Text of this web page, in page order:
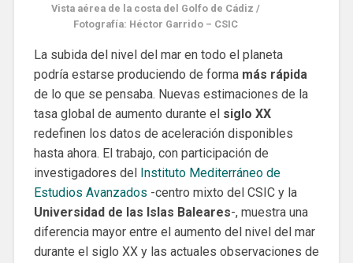
Vista aérea de la costa del Golfo de Cádiz /
Fotografía: Héctor Garrido – CSIC
La subida del nivel del mar en todo el planeta
podría estarse produciendo de forma más rápida
de lo que se pensaba. Nuevas estimaciones de la
tasa global de aumento durante el siglo XX
redefinen los datos de aceleración disponibles
hasta ahora. El trabajo, con participación de
investigadores del
Instituto Mediterráneo de
Estudios Avanzados -centro mixto del CSIC y la
Universidad de las Islas Baleares-, muestra una
diferencia mayor entre el aumento del nivel del mar
durante el siglo XX y las actuales observaciones de